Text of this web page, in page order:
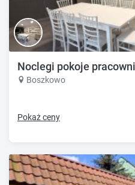
Noclegi pokoje
Boszkowo
Pokaż ceny